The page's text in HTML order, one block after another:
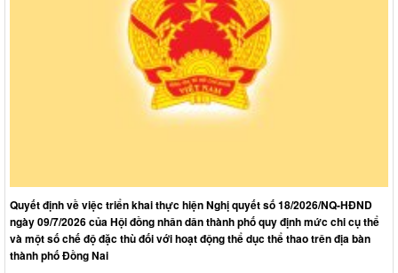
Quyết định về việc triển khai thực hiện Nghị quyết số 18/2026/NQ-HĐND
ngày 09/7/2026 của Hội đồng nhân dân thành phố quy định mức chi cụ thể
và một số chế độ đặc thù đối với hoạt động thể dục thể thao trên địa bàn
thành phố Đồng Nai